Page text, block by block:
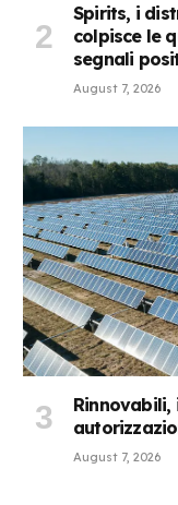
Spirits, i
colpisce le
segnali
August 7, 2026
Rinnovabili,
August 7, 2026